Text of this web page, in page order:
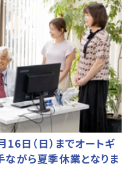
日（日）までオートギ
ながら夏季休業となりま